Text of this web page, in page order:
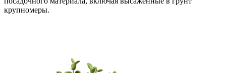
крупномеры.